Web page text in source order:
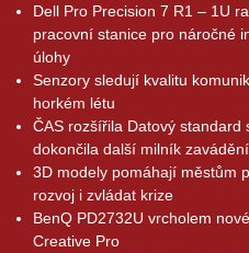
Dell Pro Precision 7 R1 – 1U
pracovní stanice pro náročné
úlohy
Senzory sledují kvalitu
horkém létu
ČAS rozšířila Datový standard
dokončila další milník
3D modely pomáhají městům
rozvoj i zvládat krize
BenQ PD2732U vrcholem
Creative Pro